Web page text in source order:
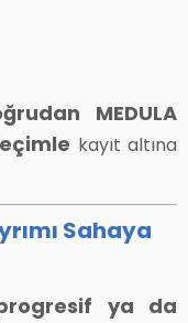
MEDULA
kayıt altına
Sahaya
ya da